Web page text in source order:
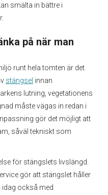
smälta in bättre i
på när man
runt hela tomten är det
stängsel innan
lutning, vegetationens
måste vägas in redan i
gör det möjligt att
såväl tekniskt som
för stängslets livslängd.
gör att stängslet håller
idag också med